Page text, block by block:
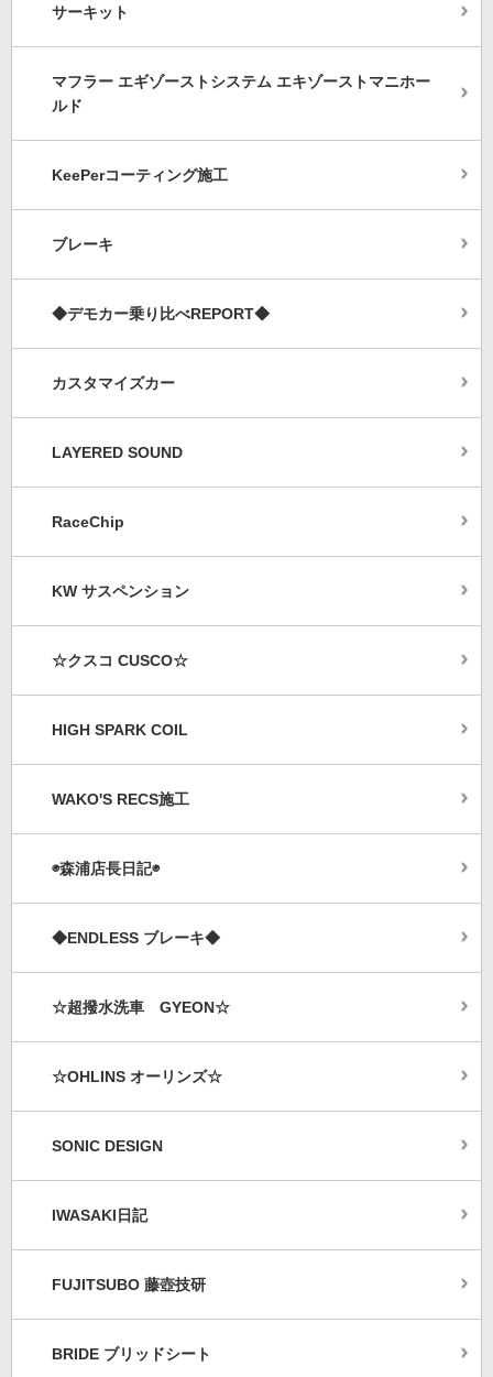
サーキット
マフラー エギゾーストシステム エキゾーストマニホー
ルド
KeePerコーティング施工
ブレーキ
◆デモカー乗り比べREPORT◆
カスタマイズカー
LAYERED SOUND
RaceChip
KW サスペンション
☆クスコ CUSCO☆
HIGH SPARK COIL
WAKO'S RECS施工
◉森浦店長日記◉
◆ENDLESS ブレーキ◆
☆超撥水洗車 GYEON☆
☆OHLINS オーリンズ☆
SONIC DESIGN
IWASAKI日記
FUJITSUBO 藤壺技研
BRIDE ブリッドシート